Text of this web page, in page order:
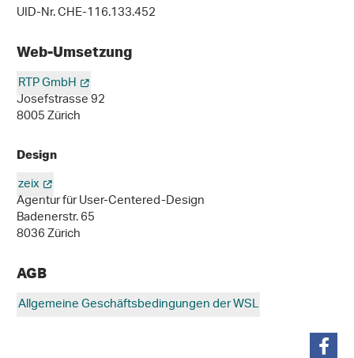
UID-Nr. CHE-116.133.452
Web-Umsetzung
RTP GmbH
Josefstrasse 92
8005 Zürich
Design
zeix
Agentur für User-Centered-Design
Badenerstr. 65
8036 Zürich
AGB
Allgemeine Geschäftsbedingungen der WSL